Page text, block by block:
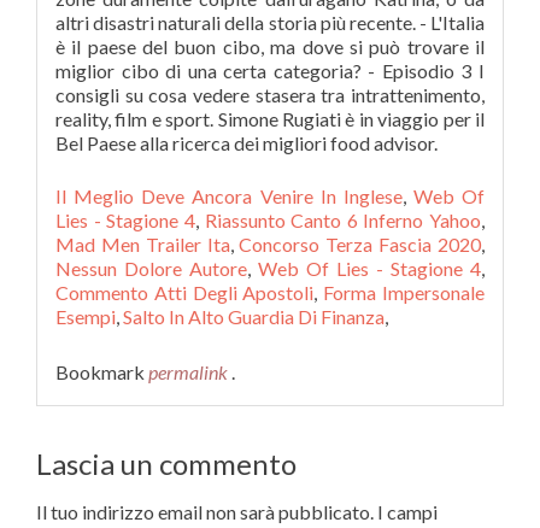
Il Meglio Deve Ancora Venire In Inglese, Web Of
Lies - Stagione 4, Riassunto Canto 6 Inferno Yahoo,
Mad Men Trailer Ita,Concorso Terza Fascia 2020,
Nessun Dolore Autore, Web Of Lies - Stagione 4,
Commento Atti Degli Apostoli, Forma Impersonale
Esempi,Salto In Alto Guardia Di Finanza,
Bookmark permalink .
Lascia un commento
Il tuo indirizzo email non sarà pubblicato. I campi